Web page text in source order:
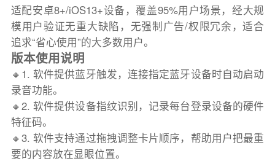
适配安卓8+/iOS13+设备，覆盖95%用户场景，经大规
模用户验证无重大缺陷，无强制广告/权限冗余，适合
追求“省心使用”的大多数用户。
版本使用说明
🔸1. 软件提供蓝牙触发，连接指定蓝牙设备时自动启动
录音功能。
🔸2. 软件提供设备指纹识别，记录每台登录设备的硬件
特征码。
🔸3. 软件支持通过拖拽调整卡片顺序，帮助用户把最重
要的内容放在显眼位置。